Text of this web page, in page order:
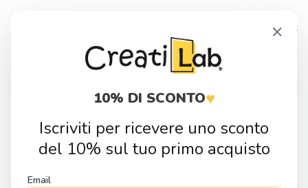
Home Fai da Te Stickers
Stickers Adesivi Scrapbooking mix
×
10% DI SCONTO♥
Iscriviti per ricevere uno sconto
del 10% sul tuo primo acquisto
Email